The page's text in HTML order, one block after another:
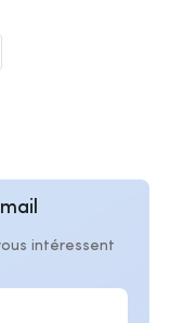
intéressent